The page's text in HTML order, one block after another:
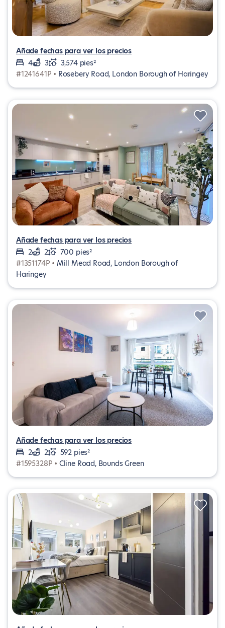
Añade fechas para ver los precios
4
3
3,574 pies²
#1241641P • Rosebery Road, London Borough of Haringey
Añade fechas para ver los precios
2
2
700 pies²
#1351174P • Mill Mead Road, London Borough of
Haringey
Añade fechas para ver los precios
2
2
592 pies²
#1595328P • Cline Road, Bounds Green